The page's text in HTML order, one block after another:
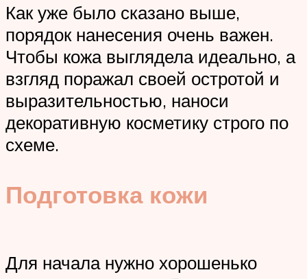
Как уже было сказано выше,
порядок нанесения очень важен.
Чтобы кожа выглядела идеально, а
взгляд поражал своей остротой и
выразительностью, наноси
декоративную косметику строго по
схеме.
Подготовка кожи
Для начала нужно хорошенько